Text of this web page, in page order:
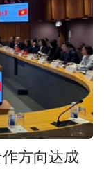
方向达成